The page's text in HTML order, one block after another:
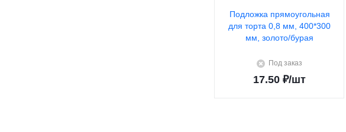
Подложка прямоугольная
для торта 0,8 мм, 400*300
мм, золото/бурая
Под заказ
17.50 ₽/шт